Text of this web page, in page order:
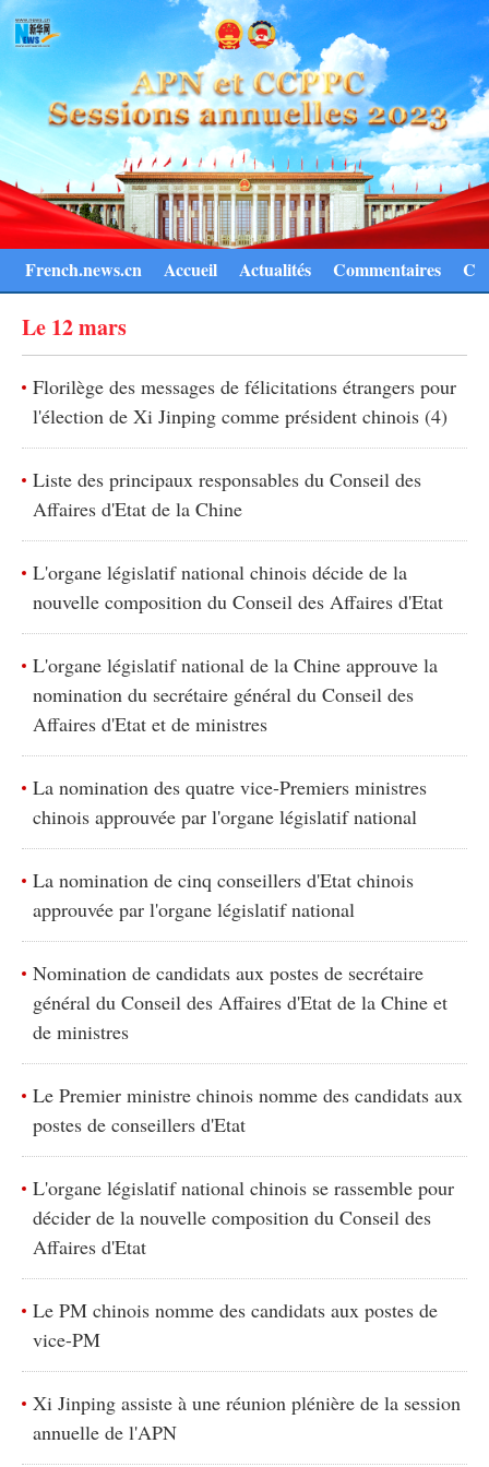
French.news.cn Accueil Actualités Commentaires
Le 12 mars
Florilège des messages de félicitations étrangers pour
l'élection de Xi Jinping comme président chinois (4)
Liste des principaux responsables du Conseil des
Affaires d'Etat de la Chine
L'organe législatif national chinois décide de la
nouvelle composition du Conseil des Affaires d'Etat
L'organe législatif national de la Chine approuve la
nomination du secrétaire général du Conseil des
Affaires d'Etat et de ministres
La nomination des quatre vice-Premiers ministres
chinois approuvée par l'organe législatif national
La nomination de cinq conseillers d'Etat chinois
approuvée par l'organe législatif national
Nomination de candidats aux postes de secrétaire
général du Conseil des Affaires d'Etat de la Chine et
de ministres
Le Premier ministre chinois nomme des candidats aux
postes de conseillers d'Etat
L'organe législatif national chinois se rassemble pour
décider de la nouvelle composition du Conseil des
Affaires d'Etat
Le PM chinois nomme des candidats aux postes de
vice-PM
Xi Jinping assiste à une réunion plénière de la session
annuelle de l'APN